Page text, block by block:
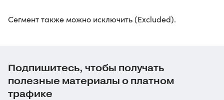
Сегмент также можно исключить (Excluded).
Подпишитесь, чтобы получать
полезные материалы о платном
трафике